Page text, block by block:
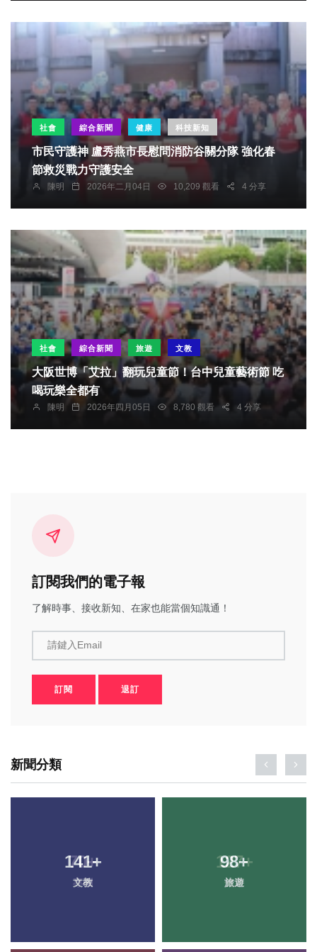
社會 綜合新聞 健康 科技新知
市民守護神 盧秀燕市長慰問消防谷關分隊 強化春
節救災戰力守護安全
陳明 2026年二月04日 10,209 觀看 4 分享
社會 綜合新聞 旅遊 文教
大阪世博「艾拉」翻玩兒童節！台中兒童藝術節 吃
喝玩樂全都有
陳明 2026年四月05日 8,780 觀看 4 分享
訂閱我們的電子報
了解時事、接收新知、在家也能當個知識通！
請鍵入Email
訂閱 退訂
新聞分類
141+
文教
98+
旅遊